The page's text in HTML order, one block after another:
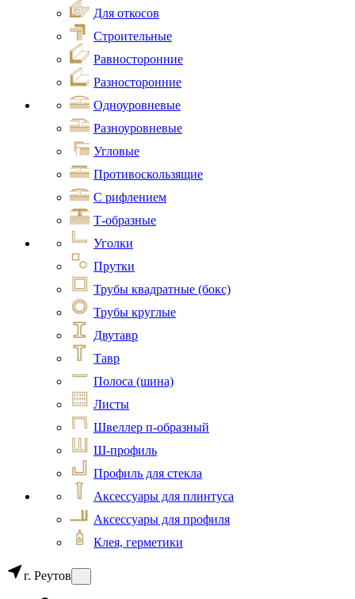
Для откосов
Строительные
Равносторонние
Разносторонние
Одноуровневые
Разноуровневые
Угловые
Противоскользящие
С рифлением
Т-образные
Уголки
Прутки
Трубы квадратные (бокс)
Трубы круглые
Двутавр
Тавр
Полоса (шина)
Листы
Швеллер п-образный
Ш-профиль
Профиль для стекла
Аксессуары для плинтуса
Аксессуары для профиля
Клея, герметики
г. Реутов